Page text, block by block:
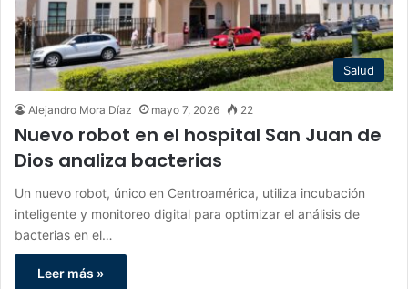
Salud
Alejandro Mora Díaz mayo 7, 2026 22
Nuevo robot en el hospital San Juan de
Dios analiza bacterias
Un nuevo robot, único en Centroamérica, utiliza incubación
inteligente y monitoreo digital para optimizar el análisis de
bacterias en el…
Leer más »